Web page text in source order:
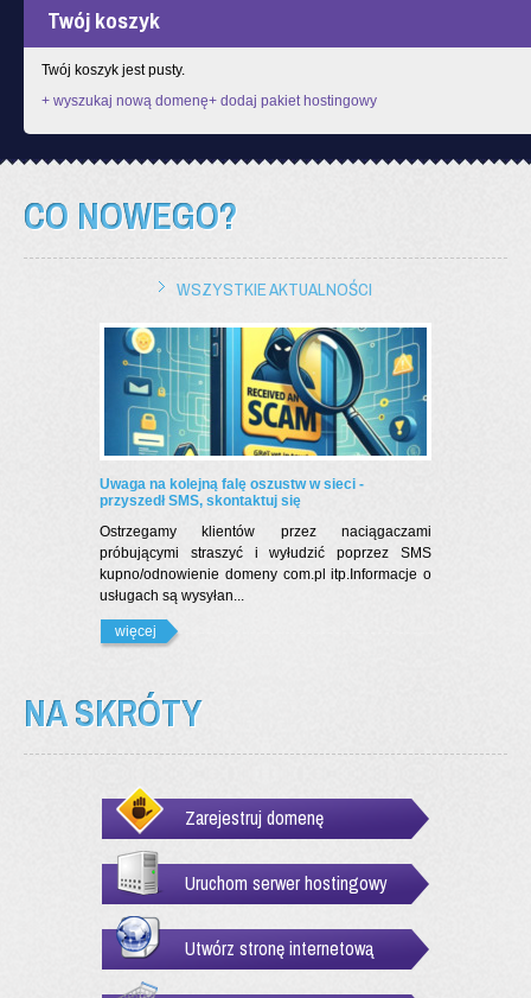
Twój koszyk
Twój koszyk jest pusty.
+ wyszukaj nową domenę+ dodaj pakiet hostingowy
CO NOWEGO?
WSZYSTKIE AKTUALNOŚCI
Uwaga na kolejną falę oszustw w sieci -
przyszedł SMS, skontaktuj się
Ostrzegamy klientów przez naciągaczami
próbującymi straszyć i wyłudzić poprzez SMS
kupno/odnowienie domeny com.pl itp.Informacje o
usługach są wysyłan...
więcej
NA SKRÓTY
Zarejestruj domenę
Uruchom serwer hostingowy
Utwórz stronę internetową